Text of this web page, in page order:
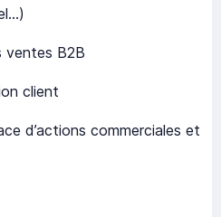
ventes B2B
client
d’actions commerciales et